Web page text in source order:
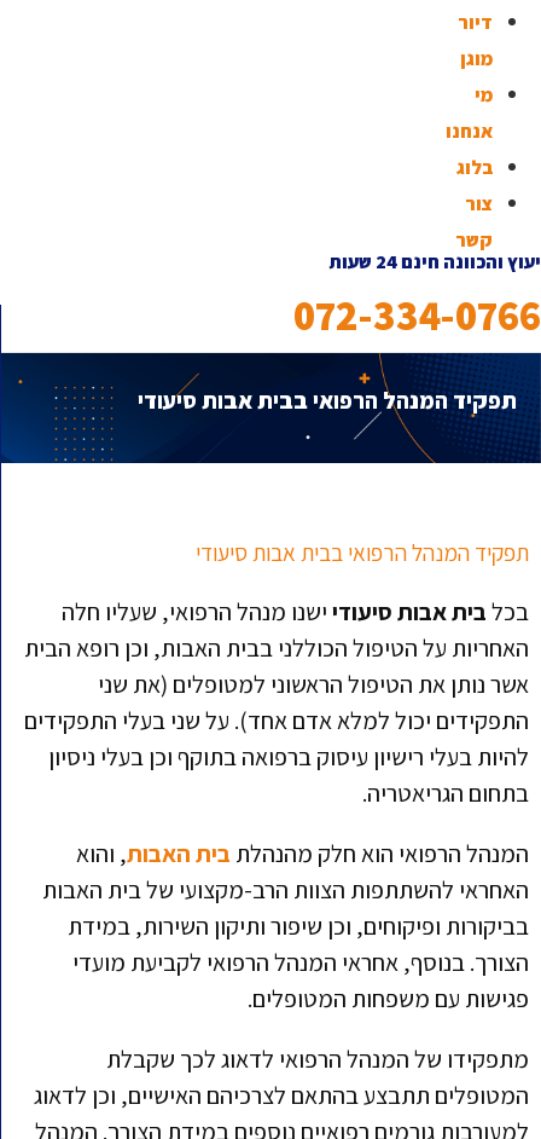
דיור
מוגן
מי
אנחנו
בלוג
צור
קשר
יעוץ והכוונה חינם 24 שעות
072-334-0766
תפקיד המנהל הרפואי בבית אבות סיעודי
תפקיד המנהל הרפואי בבית אבות סיעודי
בכלבית אבות סיעודיישנו מנהל הרפואי, שעליו חלה
האחריות על הטיפול הכוללני בבית האבות, וכן רופא הבית
אשר נותן את הטיפול הראשוני למטופלים (את שני
התפקידים יכול למלא אדם אחד). על שני בעלי התפקידים
להיות בעלי רישיון עיסוק ברפואה בתוקף וכן בעלי ניסיון
בתחום הגריאטריה.
המנהל הרפואי הוא חלק מהנהלת בית האבות, והוא
האחראי להשתתפות הצוות הרב-מקצועי של בית האבות
בביקורות ופיקוחים, וכן שיפור ותיקון השירות, במידת
הצורך. בנוסף, אחראי המנהל הרפואי לקביעת מועדי
פגישות עם משפחות המטופלים.
מתפקידו של המנהל הרפואי לדאוג לכך שקבלת
המטופלים תתבצע בהתאם לצרכיהם האישיים, וכן לדאוג
למעורבות גורמים רפואיים נוספים במידת הצורך. המנהל